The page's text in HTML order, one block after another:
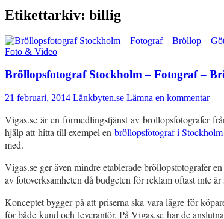
Etikettarkiv: billig
Foto & Video
Bröllopsfotograf Stockholm – Fotograf –
21 februari, 2014 Länkbyten.se Lämna en kommentar
Vigas.se är en förmedlingstjänst av bröllopsfotografer
hjälp att hitta till exempel en bröllopsfotograf i Stockholm
med.
Vigas.se ger även mindre etablerade bröllopsfotografer
av fotoverksamheten då budgeten för reklam oftast inte är
Konceptet bygger på att priserna ska vara lägre för
för både kund och leverantör. På Vigas.se har de